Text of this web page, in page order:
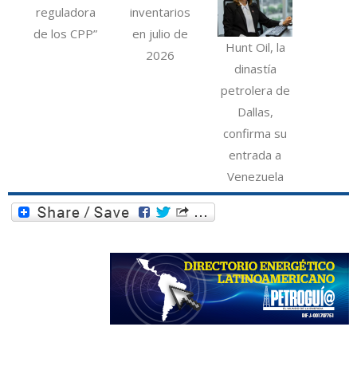
reguladora
de los CPP”
inventarios
en julio de
2026
Hunt Oil, la
dinastía
petrolera de
Dallas,
confirma su
entrada a
Venezuela